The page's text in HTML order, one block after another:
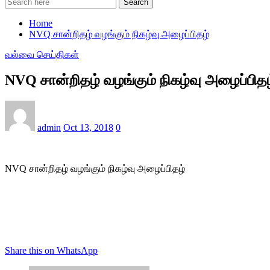
Search
Home
NVQ சான்றிதழ் வழங்கும் நிகழ்வு அழைப்பிதழ்
வல்வை செய்திகள்
NVQ சான்றிதழ் வழங்கும் நிகழ்வு
admin Oct 13, 2018 0
NVQ சான்றிதழ் வழங்கும் நிகழ்வு அழைப்பிதழ்
Share this on WhatsApp